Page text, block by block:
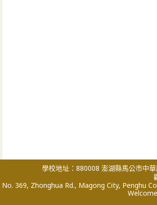
學校地址：880008 澎湖縣馬公市中
No. 369, Zhonghua Rd., Magong City, Penghu